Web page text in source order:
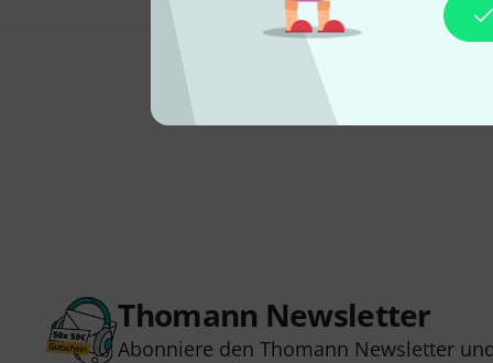
Thomann Newsletter
Abonniere den Thomann Newsletter